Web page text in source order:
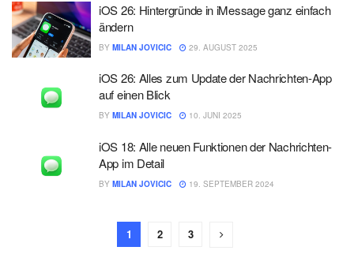
iOS 26: Hintergründe in iMessage ganz einfach
ändern
BY MILAN JOVICIC 29. AUGUST 2025
iOS 26: Alles zum Update der Nachrichten-App
auf einen Blick
BY MILAN JOVICIC 10. JUNI 2025
iOS 18: Alle neuen Funktionen der Nachrichten-
App im Detail
BY MILAN JOVICIC 19. SEPTEMBER 2024
1 2 3